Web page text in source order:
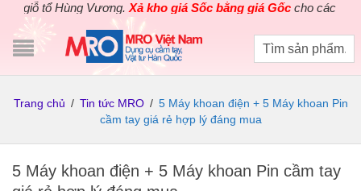
Vương.Xả kho giá Sốc bằng giá Gốccho các sản phẩm dụng
Trang chủ / Tin tức MRO / 5 Máy khoan điện + 5 Máy khoan Pin
cầm tay giá rẻ hợp lý đáng mua
5 Máy khoan điện + 5 Máy khoan Pin cầm tay